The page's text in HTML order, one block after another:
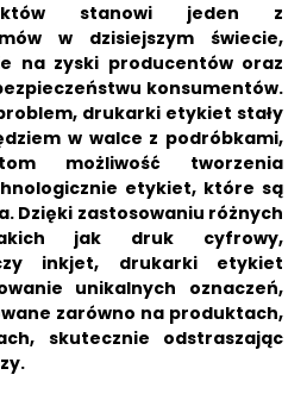
stanowi jeden z
w dzisiejszym świecie,
na zyski producentów oraz
konsumentów.
drukarki etykiet stały
w walce z podróbkami,
możliwość tworzenia
etykiet, które są
Dzięki zastosowaniu różnych
jak druk cyfrowy,
inkjet, drukarki etykiet
unikalnych oznaczeń,
zarówno na produktach,
skutecznie odstraszając